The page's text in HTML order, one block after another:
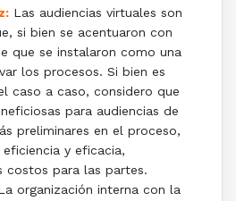
Las audiencias virtuales son
si bien se acentuaron con
que se instalaron como una
los procesos. Si bien es
caso a caso, considero que
para audiencias de
preliminares en el proceso,
y eficacia,
costos para las partes.
organización interna con la